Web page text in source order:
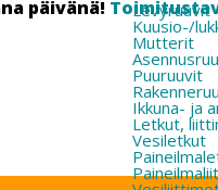
Levyruuvit
Kuusio-/
Mutterit
Puuruuvit
Ikkuna- ja
Letkut,
Vesiletkut
päivänä!